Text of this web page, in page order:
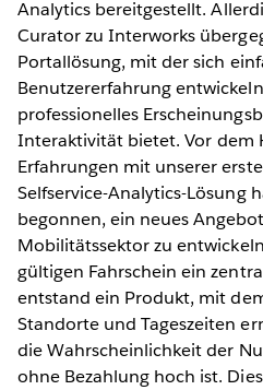
Analytics bereitgestellt.
Curator zu Interworks
Portallösung, mit der sich
Benutzererfahrung
professionelles
Interaktivität bietet. Vor dem
Erfahrungen mit unserer
Selfservice-Analytics-Lösung
begonnen, ein neues
Mobilitätssektor zu
gültigen Fahrschein ein
entstand ein Produkt, mit
Standorte und Tageszeiten
die Wahrscheinlichkeit der
ohne Bezahlung hoch ist.